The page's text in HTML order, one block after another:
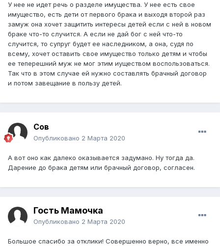
У нее не идет речь о разделе имущества. У нее есть свое
имущество, есть дети от первого брака и выходя второй раз
замуж она хочет защитить интересы детей если с ней в новом
браке что-то случится. А если не дай бог с ней что-то
случится, то супруг будет ее наследником, а она, судя по
всему, хочет оставить свое имущество только детям и чтобы
ее теперешний муж не мог этим иуществом воспользоваться.
Так что в этом случае ей нужно составлять брачный договор
и потом завещание в пользу детей.
Сов
Опубликовано 2 Марта 2020
А вот оно как далеко оказывается задумано. Ну тогда да.
Дарение до брака детям или брачный договор, согласен.
Гость Мамочка
Опубликовано 2 Марта 2020
Большое спасибо за отклики! Совершенно верно, все именно